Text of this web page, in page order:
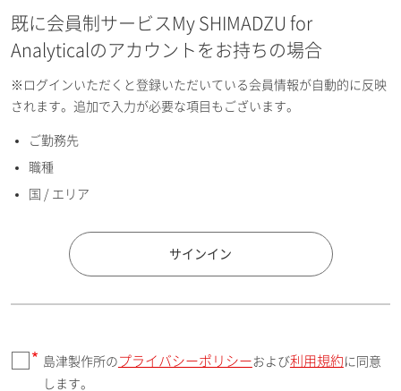
お名前フリガナ（名）
E-mailアドレス（半角英数）
国 / エリア
郵便番号（勤務先）
既に会員制サービスMy SHIMADZU for
Analyticalのアカウントをお持ちの場合
※ログインいただくと登録いただいている会員情報が自動的に反映
されます。追加で入力が必要な項目もございます。
ご勤務先
職種
国 / エリア
サインイン
島津製作所の プライバシーポリシー および利用規約 に同意
します。